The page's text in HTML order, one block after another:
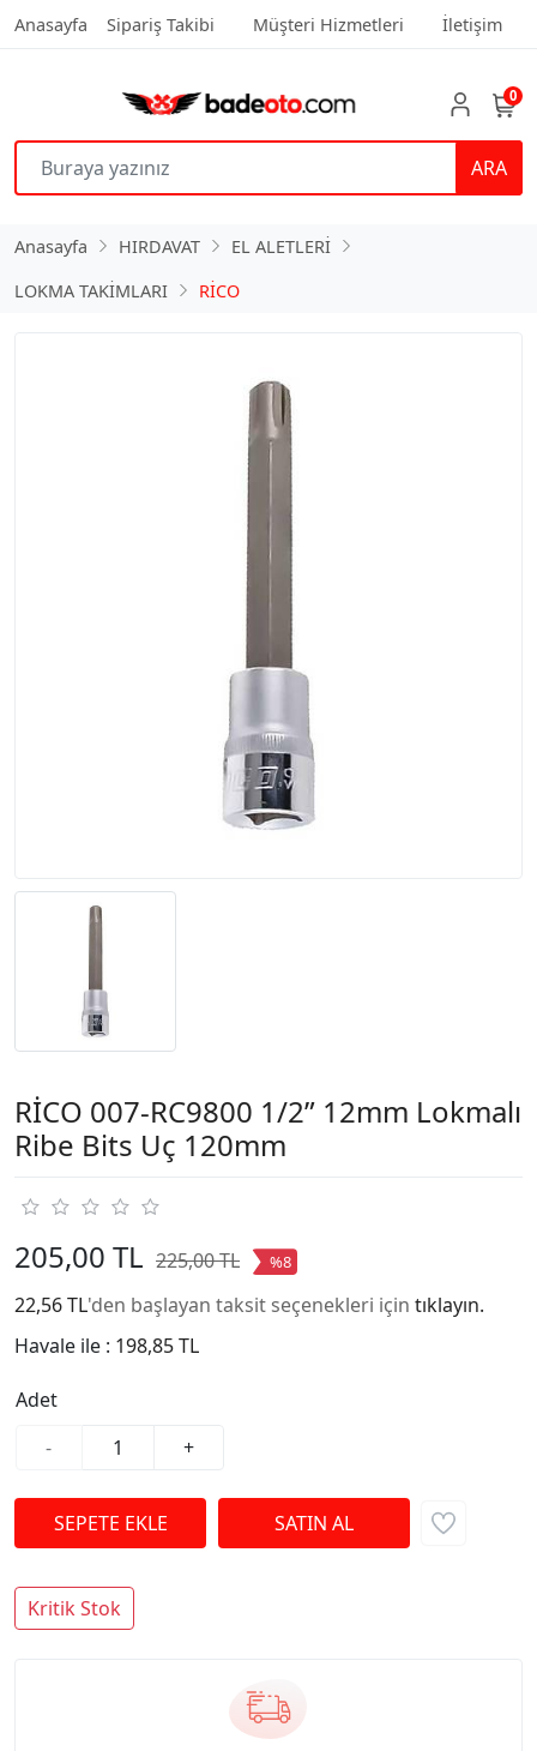
Anasayfa Sipariş Takibi Müşteri Hizmetleri İletişim
ARA
0
Anasayfa HIRDAVAT
EL ALETLERİ
LOKMA TAKİMLARI
RİCO
RİCO 007-RC9800 1/2” 12mm Lokmalı
Ribe Bits Uç 120mm
205,00 TL 225,00 TL %8
22,56 TL'den başlayan taksit seçenekleri için tıklayın.
Havale ile : 198,85 TL
Adet
-
+
Kritik Stok